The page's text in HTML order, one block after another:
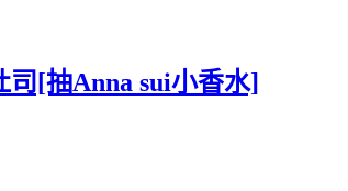
[抽Anna sui小香水]